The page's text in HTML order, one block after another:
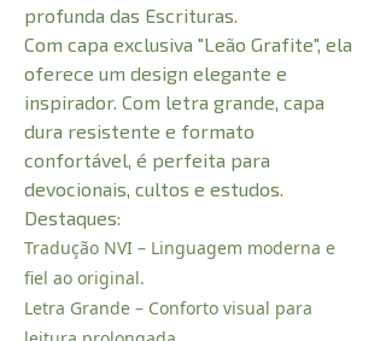
profunda das Escrituras.
Com capa exclusiva "Leão Grafite", ela
oferece um design elegante e
inspirador. Com letra grande, capa
dura resistente e formato
confortável, é perfeita para
devocionais, cultos e estudos.
Destaques:
Tradução NVI – Linguagem moderna e
fiel ao original.
Letra Grande – Conforto visual para